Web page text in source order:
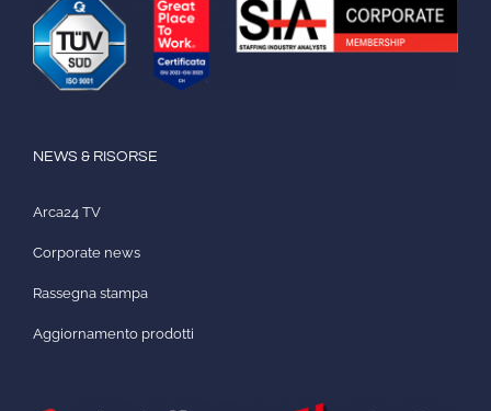
NEWS & RISORSE
Arca24 TV
Corporate news
Rassegna stampa
Aggiornamento prodotti